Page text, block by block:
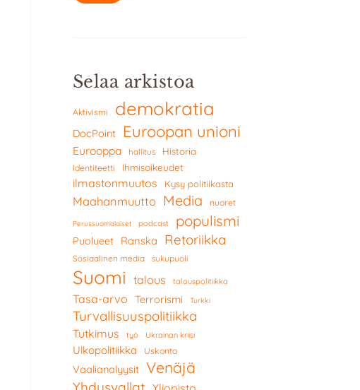
Selaa arkistoa
Aktivismi demokratia
DocPoint Euroopan unioni
Eurooppa hallitus Historia
Identiteetti Ihmisoikeudet
ilmastonmuutos Kysy politiikasta
Maahanmuutto Media nuoret
Perussuomalaiset podcast populismi
Puolueet Ranska Retoriikka
Sosiaalinen media sukupuoli
Suomi talous talouspolitiikka
Tasa-arvo Terrorismi Turkki
Turvallisuuspolitiikka
Tutkimus työ Ukrainan kriisi
Ulkopolitiikka Uskonto
Vaalianalyysit Venäjä